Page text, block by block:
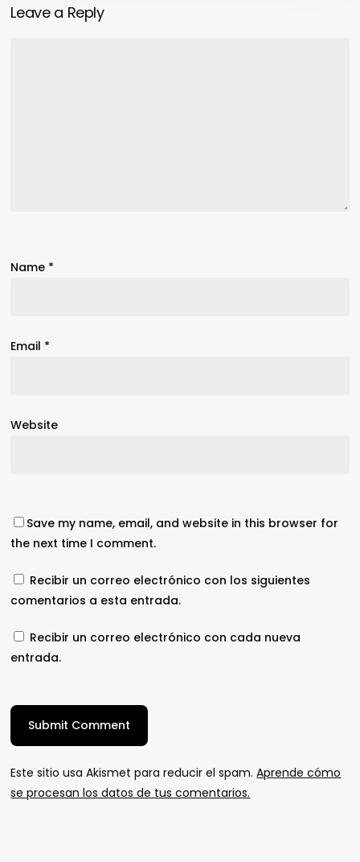
Leave a Reply
Name *
Email *
Website
Save my name, email, and website in this browser for
the next time I comment.
Recibir un correo electrónico con los siguientes
comentarios a esta entrada.
Recibir un correo electrónico con cada nueva
entrada.
Este sitio usa Akismet para reducir el spam.Aprende cómo
se procesan los datos de tus comentarios.